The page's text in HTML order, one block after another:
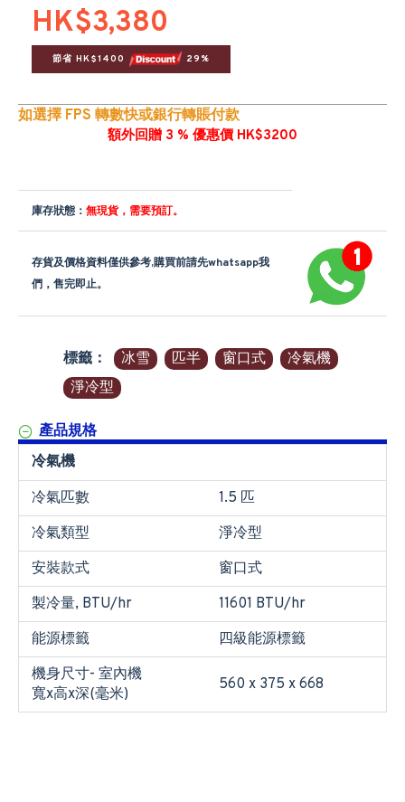
HK$3,380
節省 HK$1400 29%
如選擇 FPS 轉數快或銀行轉賬付款
額外回贈 3 % 優惠價 HK$3200
庫存狀態： 無現貨，需要預訂。
存貨及價格資料僅供參考,購買前請先whatsapp我
們，售完即止。
標籤： 冰雪 匹半 窗口式
冷氣機
淨冷型
產品規格
冷氣機
冷氣匹數
1.5 匹
冷氣類型
淨冷型
安裝款式
窗口式
製冷量, BTU/hr
11601 BTU/hr
能源標籤
四級能源標籤
機身尺寸- 室內機
寬x高x深(毫米)
560 x 375 x 668